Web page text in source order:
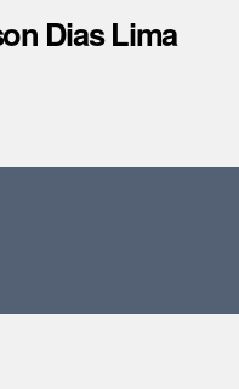
Dias Lima